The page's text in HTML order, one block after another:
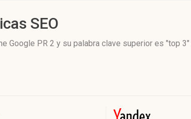
SEO
Google PR 2 y su palabra clave superior es "top 3"